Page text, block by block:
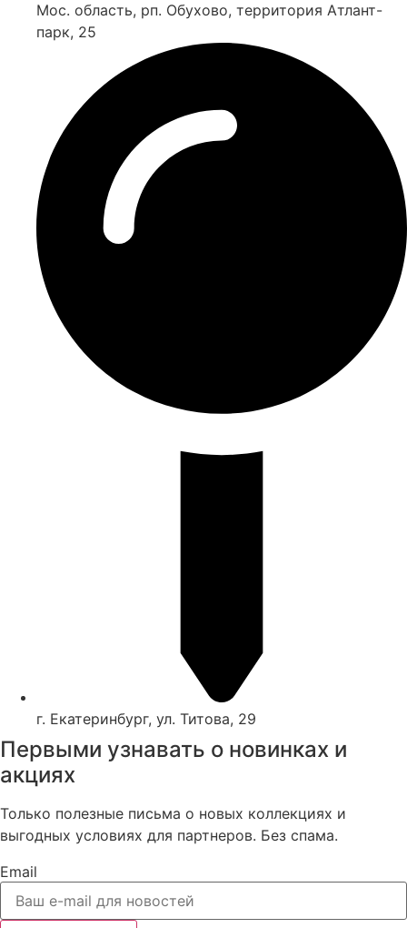
Мос. область, рп. Обухово, территория Атлант-
парк, 25
г. Екатеринбург, ул. Титова, 29
Первыми узнавать о новинках и
акциях
Только полезные письма о новых коллекциях и
выгодных условиях для партнеров. Без спама.
Email